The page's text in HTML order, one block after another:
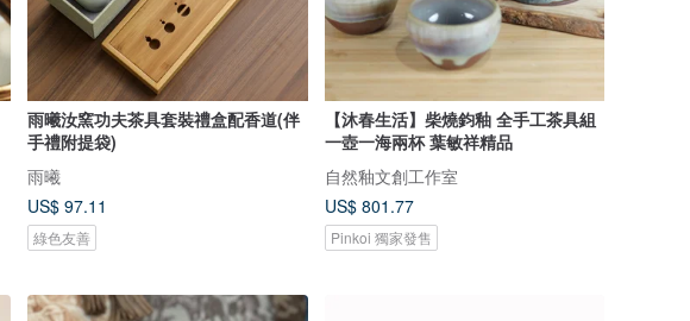
雨曦汝窯功夫茶具套裝禮盒配香道(伴
手禮附提袋)
雨曦
US$ 97.11
綠色友善
【沐春生活】柴燒鈞釉 全手工茶具組
一壺一海兩杯 葉敏祥精品
自然釉文創工作室
US$ 801.77
Pinkoi 獨家發售